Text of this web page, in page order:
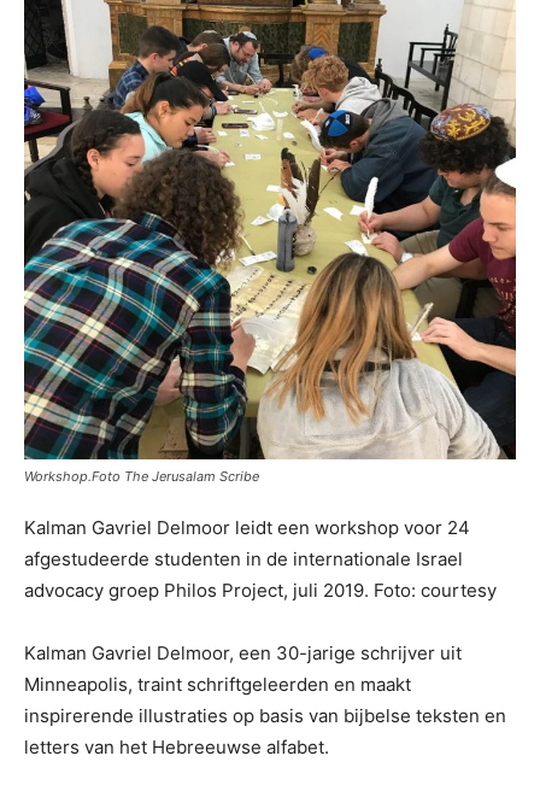
Workshop.Foto The Jerusalam Scribe
Kalman Gavriel Delmoor leidt een workshop voor 24
afgestudeerde studenten in de internationale Israel
advocacy groep Philos Project, juli 2019. Foto: courtesy
Kalman Gavriel Delmoor, een 30-jarige schrijver uit
Minneapolis, traint schriftgeleerden en maakt
inspirerende illustraties op basis van bijbelse teksten en
letters van het Hebreeuwse alfabet.